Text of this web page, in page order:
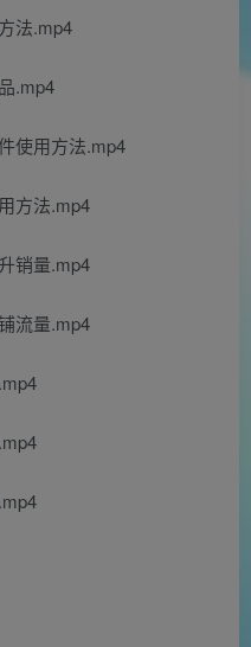
法.mp4
.mp4
使用方法.mp4
方法.mp4
销量.mp4
流量.mp4